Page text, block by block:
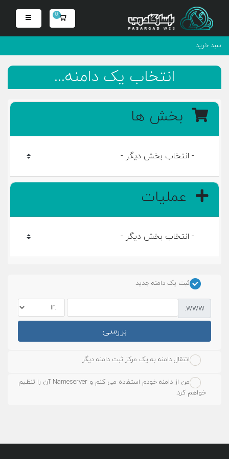
0
سبد خرید
سبد خرید
انتخاب یک دامنه...
بخش ها
عملیات
ثبت یک دامنه جدید
www.
بررسی
انتقال دامنه به یک مرکز ثبت دامنه دیگر
من از دامنه خودم استفاده می کنم و Nameserver آن را تنظیم
خواهم کرد.